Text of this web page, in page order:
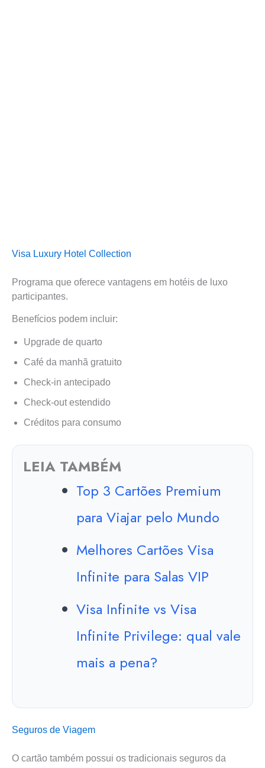
Visa Luxury Hotel Collection
Programa que oferece vantagens em hotéis de luxo
participantes.
Benefícios podem incluir:
Upgrade de quarto
Café da manhã gratuito
Check-in antecipado
Check-out estendido
Créditos para consumo
LEIA TAMBÉM
Top 3 Cartões Premium
para Viajar pelo Mundo
Melhores Cartões Visa
Infinite para Salas VIP
Visa Infinite vs Visa
Infinite Privilege: qual vale
mais a pena?
Seguros de Viagem
O cartão também possui os tradicionais seguros da